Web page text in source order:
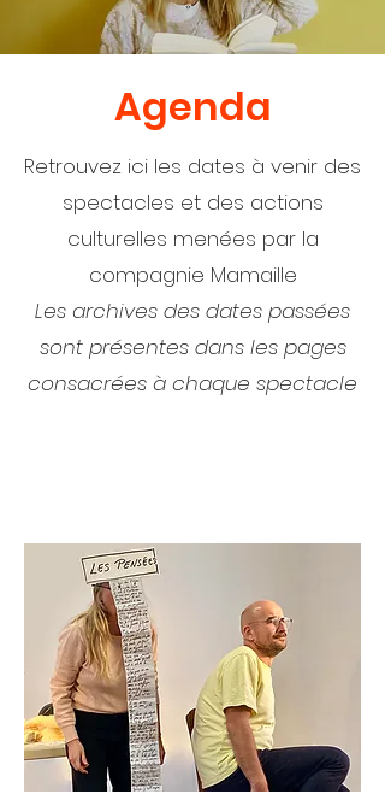
Agenda
Retrouvez ici les dates à venir des
spectacles et des actions
culturelles menées par la
compagnie Mamaille
Les archives des dates passées
sont présentes dans les pages
consacrées à chaque spectacle